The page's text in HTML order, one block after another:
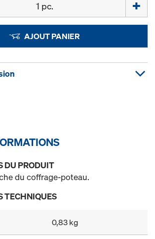
AJOUT PANIER
DU PRODUIT
du coffrage-poteau.
TECHNIQUES
0,83 kg